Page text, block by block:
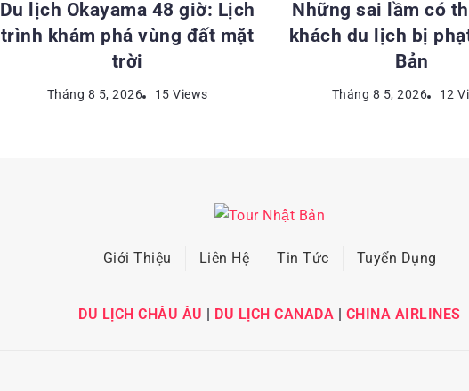
Du lịch Okayama 48 giờ: Lịch
trình khám phá vùng đất mặt
trời
Tháng 8 5, 2026 15 Views
Những sai lầm có
khách du lịch bị
Bản
Tháng 8 5, 2026 12
Giới Thiệu Liên Hệ Tin Tức Tuyển Dụng
DU LỊCH CHÂU ÂU | DU LỊCH CANADA | CHINA AIRLINES